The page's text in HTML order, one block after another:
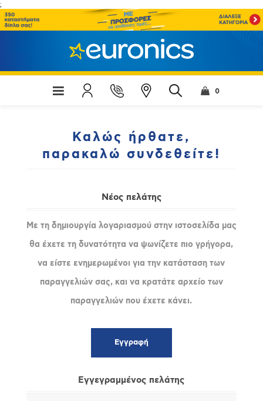
;
0
Καλώς ήρθατε,
παρακαλώ συνδεθείτε!
Νέος πελάτης
Με τη δημιουργία λογαριασμού στην ιστοσελίδα μας
θα έχετε τη δυνατότητα να ψωνίζετε πιο γρήγορα,
να είστε ενημερωμένοι για την κατάσταση των
παραγγελιών σας, και να κρατάτε αρχείο των
παραγγελιών που έχετε κάνει.
Εγγεγραμμένος πελάτης